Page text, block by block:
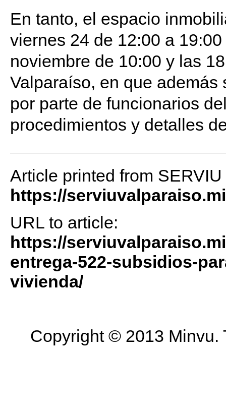
En tanto, el espacio
viernes 24 de 12:00 a
noviembre de 10:00 y las
Valparaíso, en que
por parte de funcionarios
procedimientos y detalles
Article printed from
https://
URL to article:
https://
entrega-522-subsidios-
vivienda/
Copyright © 2013 Minvu.